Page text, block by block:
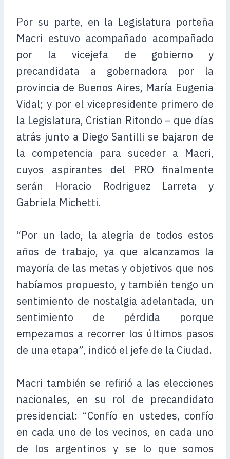
Por su parte, en la Legislatura porteña
Macri estuvo acompañado acompañado
por la vicejefa de gobierno y
precandidata a gobernadora por la
provincia de Buenos Aires, María Eugenia
Vidal; y por el vicepresidente primero de
la Legislatura, Cristian Ritondo – que días
atrás junto a Diego Santilli se bajaron de
la competencia para suceder a Macri,
cuyos aspirantes del PRO finalmente
serán Horacio Rodriguez Larreta y
Gabriela Michetti.
“Por un lado, la alegría de todos estos
años de trabajo, ya que alcanzamos la
mayoría de las metas y objetivos que nos
habíamos propuesto, y también tengo un
sentimiento de nostalgia adelantada, un
sentimiento de pérdida porque
empezamos a recorrer los últimos pasos
de una etapa”, indicó el jefe de la Ciudad.
Macri también se refirió a las elecciones
nacionales, en su rol de precandidato
presidencial: “Confío en ustedes, confío
en cada uno de los vecinos, en cada uno
de los argentinos y se lo que somos